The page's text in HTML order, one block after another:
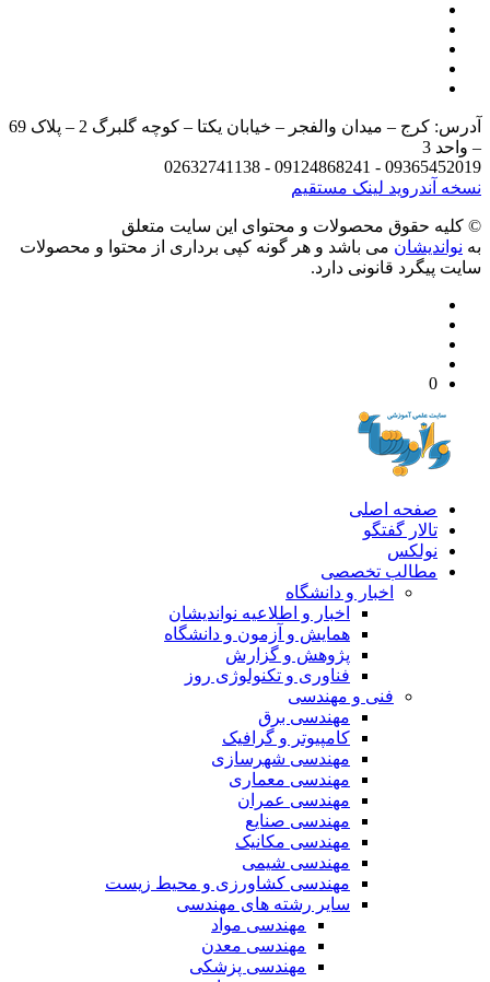
آدرس: کرج – میدان والفجر – خیابان یکتا – کوچه گلبرگ 2 – پلاک 69
3
09365452019 - 09124868241 -
آندرویدلینک مستقیم
حقوق محصولات و محتوای اين سایت متعلق
می باشد و هر گونه کپی برداری از محتوا و محصولات
پیگرد قانونی دارد.
صفحه اصلی
تالار گفتگو
نولکس
مطالب تخصصی
اخبار و دانشگاه
اخبار و اطلاعیه نواندیشان
همایش و آزمون و دانشگاه
پژوهش و گزارش
فناوری و تکنولوژی روز
فنی و مهندسی
مهندسی برق
کامپیوتر و گرافیک
مهندسی شهرسازی
مهندسی معماری
مهندسی عمران
مهندسی صنایع
مهندسی مکانیک
مهندسی شیمی
مهندسی کشاورزی و محیط زیست
سایر رشته های مهندسی
مهندسی مواد
مهندسی معدن
مهندسی پزشکی